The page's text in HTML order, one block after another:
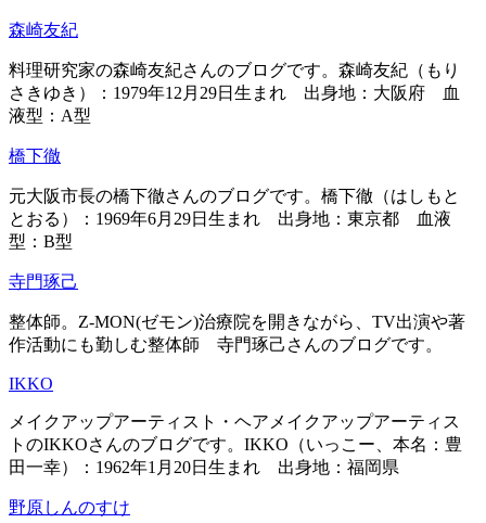
森崎友紀
料理研究家の森崎友紀さんのブログです。森崎友紀（もり
さきゆき）：1979年12月29日生まれ 出身地：大阪府 血
液型：A型
橋下徹
元大阪市長の橋下徹さんのブログです。橋下徹（はしもと
とおる）：1969年6月29日生まれ 出身地：東京都 血液
型：B型
寺門琢己
整体師。Z-MON(ゼモン)治療院を開きながら、TV出演や著
作活動にも勤しむ整体師 寺門琢己さんのブログです。
IKKO
メイクアップアーティスト・ヘアメイクアップアーティス
トのIKKOさんのブログです。IKKO（いっこー、本名：豊
田一幸）：1962年1月20日生まれ 出身地：福岡県
野原しんのすけ